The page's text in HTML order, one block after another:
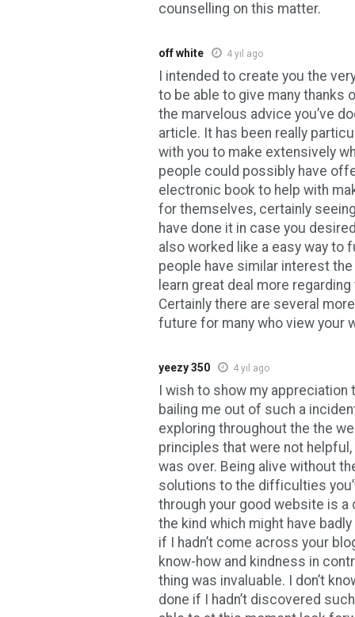
counselling on this matter.
off white 4 yıl ago
I intended to create you the
to be able to give many thanks
the marvelous advice you’ve
article. It has been really
with you to make extensively
people could possibly have
electronic book to help with
for themselves, certainly
have done it in case you
also worked like a easy way to
people have similar interest
learn great deal more
Certainly there are several
future for many who view your
yeezy 350 4 yıl ago
I wish to show my
bailing me out of such a
exploring throughout the the
principles that were not
was over. Being alive without
solutions to the difficulties
through your good website is a
the kind which might have
if I hadn’t come across your
know-how and kindness in
thing was invaluable. I don’t
done if I hadn’t discovered